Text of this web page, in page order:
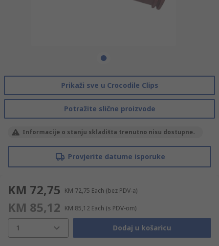
Prikaži sve u Crocodile Clips
Potražite slične proizvode
Informacije o stanju skladišta trenutno nisu dostupne.
Provjerite datume isporuke
KM 72,75 KM 72,75 Each (bez PDV-a)
KM 85,12 KM 85,12 Each (s PDV-om)
1 Dodaj u košaricu